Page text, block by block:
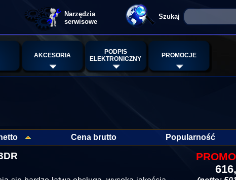
Narzędzia
serwisowe
AKCESORIA
PODPIS
ELEKTRONICZNY
PROMOCJE
Cena brutto Popularność